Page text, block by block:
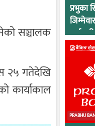
सञ्चालक
२५ गतेदेखि
कार्याकाल
प्रभुका
PRABHU